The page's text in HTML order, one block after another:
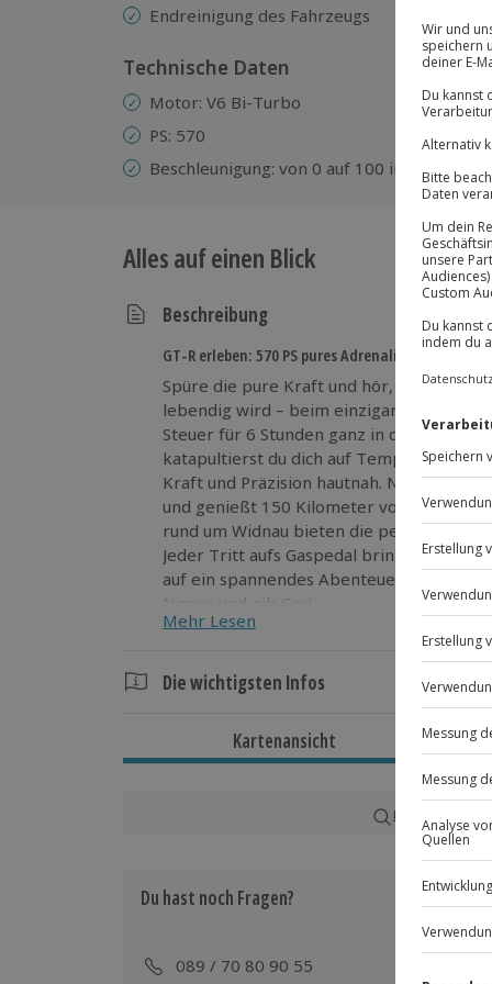
Endreinigung des Fahrzeugs
Technische Daten
Motor: V6 Bi-Turbo
PS: 570
Beschleunigung: von 0 auf 100 in 2,9 sek.
Alles auf einen Blick
Beschreibung
GT-R erleben: 570 PS pures Adrenalin!
Spüre die pure Kraft und hör, wie der V6
lebendig wird – beim einzigartigen Nissan
Steuer für 6 Stunden ganz in deiner Hand.
katapultierst du dich auf Tempo 100 und
Kraft und Präzision hautnah. Nach einer
und genießt 150 Kilometer voller
rund um Widnau bieten die perfekte
Jeder Tritt aufs Gaspedal bringt dir ein
auf ein spannendes Abenteuer auf vier
Nissan und gib Gas!
Mehr Lesen
Die wichtigsten Infos
Gesamtdauer: ca. 7 Stunden
Ganzjährig zu bestimmten Terminen
Keine Hinweise auf körperliche oder
Kartenansicht
Karte in
Du hast noch Fragen?
089 / 70 80 90 55